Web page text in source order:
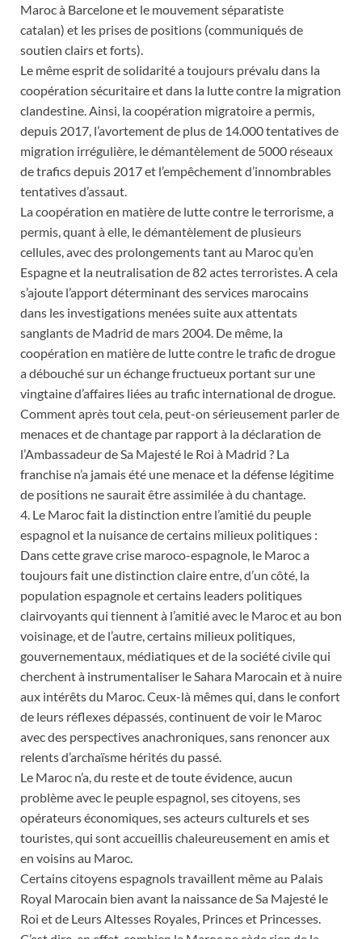
Maroc à Barcelone et le mouvement séparatiste
catalan) et les prises de positions (communiqués de
soutien clairs et forts).
Le même esprit de solidarité a toujours prévalu dans la
coopération sécuritaire et dans la lutte contre la migration
clandestine. Ainsi, la coopération migratoire a permis,
depuis 2017, l’avortement de plus de 14.000 tentatives de
migration irrégulière, le démantèlement de 5000 réseaux
de trafics depuis 2017 et l’empêchement d’innombrables
tentatives d’assaut.
La coopération en matière de lutte contre le terrorisme, a
permis, quant à elle, le démantèlement de plusieurs
cellules, avec des prolongements tant au Maroc qu’en
Espagne et la neutralisation de 82 actes terroristes. A cela
s’ajoute l’apport déterminant des services marocains
dans les investigations menées suite aux attentats
sanglants de Madrid de mars 2004. De même, la
coopération en matière de lutte contre le trafic de drogue
a débouché sur un échange fructueux portant sur une
vingtaine d’affaires liées au trafic international de drogue.
Comment après tout cela, peut-on sérieusement parler de
menaces et de chantage par rapport à la déclaration de
l’Ambassadeur de Sa Majesté le Roi à Madrid ? La
franchise n’a jamais été une menace et la défense légitime
de positions ne saurait être assimilée à du chantage.
4. Le Maroc fait la distinction entre l’amitié du peuple
espagnol et la nuisance de certains milieux politiques :
Dans cette grave crise maroco-espagnole, le Maroc a
toujours fait une distinction claire entre, d’un côté, la
population espagnole et certains leaders politiques
clairvoyants qui tiennent à l’amitié avec le Maroc et au bon
voisinage, et de l’autre, certains milieux politiques,
gouvernementaux, médiatiques et de la société civile qui
cherchent à instrumentaliser le Sahara Marocain et à nuire
aux intérêts du Maroc. Ceux-là mêmes qui, dans le confort
de leurs réflexes dépassés, continuent de voir le Maroc
avec des perspectives anachroniques, sans renoncer aux
relents d’archaïsme hérités du passé.
Le Maroc n’a, du reste et de toute évidence, aucun
problème avec le peuple espagnol, ses citoyens, ses
opérateurs économiques, ses acteurs culturels et ses
touristes, qui sont accueillis chaleureusement en amis et
en voisins au Maroc.
Certains citoyens espagnols travaillent même au Palais
Royal Marocain bien avant la naissance de Sa Majesté le
Roi et de Leurs Altesses Royales, Princes et Princesses.